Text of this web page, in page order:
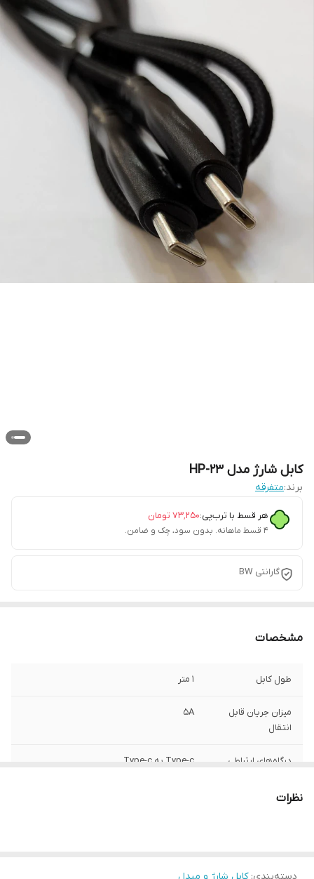
کابل شارژ مدل HP-23
برند:متفرقه
هر قسط با ترب‌پی:۷۳٬۲۵۰ تومان
۴ قسط ماهانه. بدون سود، چک و ضامن.
گارانتی BW
مشخصات
طول کابل 1 متر
میزان جریان قابل
انتقال
5A
درگاه‌های ارتباطی Type-c به Type-c
نظرات
دسته‌بندی:کابل شارژ و مبدل